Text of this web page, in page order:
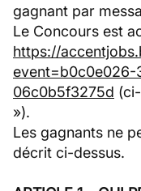
gagnant par
Le Concours est
https://
06c0b5f3275d
»).
Les gagnants ne
décrit ci-dessus.